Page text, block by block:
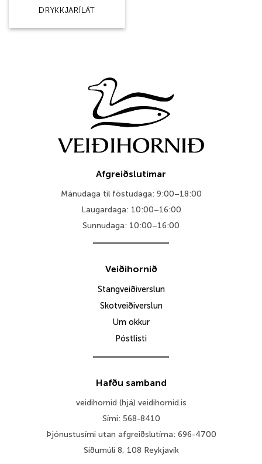
DRYKKJARÍLÁT
Afgreiðslutímar
Mánudaga til föstudaga: 9:00–18:00
Laugardaga: 10:00–16:00
Sunnudaga: 10:00–16:00
Veiðihornið
Stangveiðiverslun
Skotveiðiverslun
Um okkur
Póstlisti
Hafðu samband
veidihornid (hjá) veidihornid.is
Sími: 568-8410
Þjónustusími utan afgreiðslutíma: 696-4700
Síðumúli 8, 108 Reykjavík